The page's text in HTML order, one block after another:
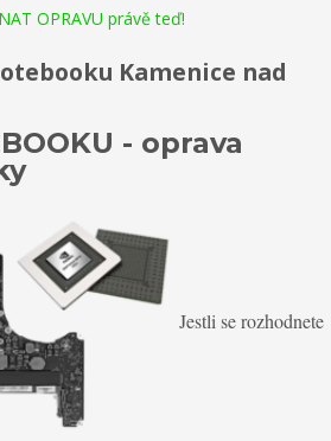
OPRAVU právě teď!
Kamenice nad
- oprava
Jestli se rozhodnete